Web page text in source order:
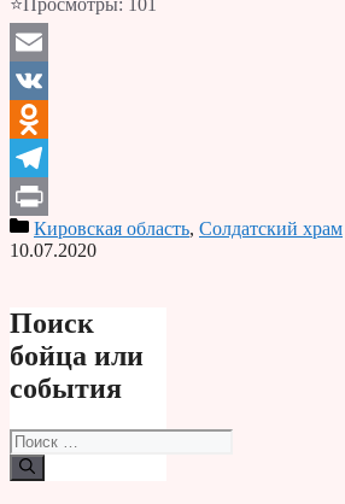
⭐Просмотры: 101
Email
VK
Odnoklassniki
Telegram
PrintКировская область, Солдатский храм
10.07.2020
Поиск
бойца или
события
Поиск: